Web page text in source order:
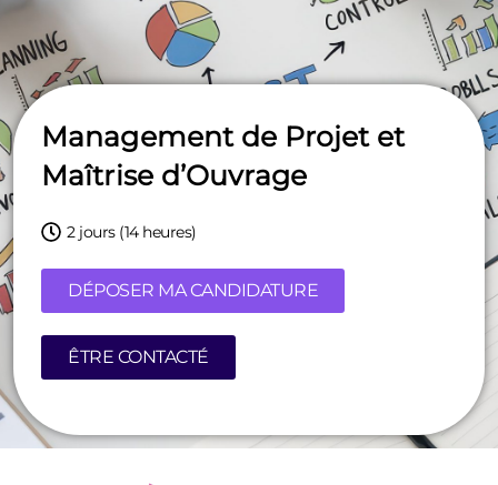
Management de Projet et
Maîtrise d’Ouvrage
2 jours (14 heures)
DÉPOSER MA CANDIDATURE
ÊTRE CONTACTÉ